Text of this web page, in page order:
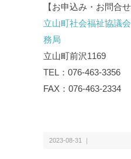
【お申込み・お問合せ
立山町社会福祉協議
務局
立山町前沢1169
TEL：076-463-3356
FAX：076-463-2334
2023-08-31 ｜